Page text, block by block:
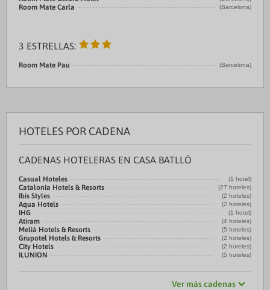
Room Mate Carla (Barcelona)
3 ESTRELLAS:
Room Mate Pau (Barcelona)
HOTELES POR CADENA
CADENAS HOTELERAS EN CASA BATLLÓ
Casual Hoteles (1 hotel)
Catalonia Hotels & Resorts (27 hoteles)
Ibis Styles (2 hoteles)
Aqua Hotels (2 hoteles)
IHG (1 hotel)
Atiram (4 hoteles)
Meliá Hotels & Resorts (5 hoteles)
Grupotel Hotels & Resorts (2 hoteles)
City Hotels (2 hoteles)
ILUNION (5 hoteles)
Ver más cadenas